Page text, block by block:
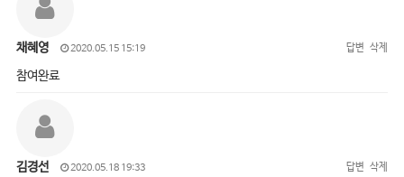
채혜영 2020.05.15 15:19 답변 삭제
참여완료
김경선 2020.05.18 19:33 답변 삭제